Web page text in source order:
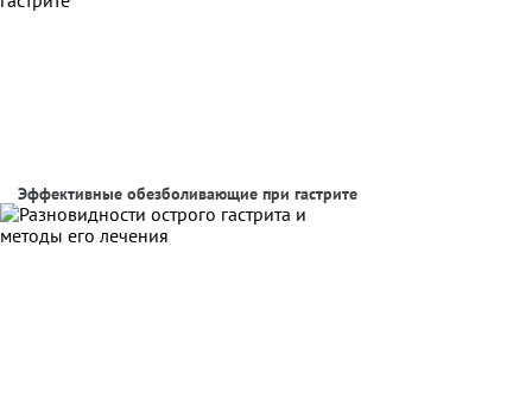
Эффективные обезболивающие при гастрите